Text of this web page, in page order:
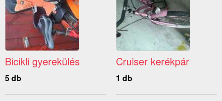
Bicikli gyerekülés
5 db
Cruiser kerékpár
1 db